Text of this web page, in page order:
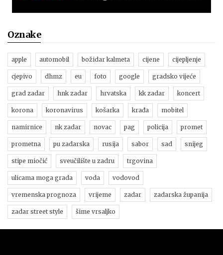
Oznake
apple automobil božidar kalmeta cijene cijepljenje
cjepivo dhmz eu foto google gradsko vijeće
grad zadar hnk zadar hrvatska kk zadar koncert
korona koronavirus košarka krađa mobitel
namirnice nk zadar novac pag policija promet
prometna pu zadarska rusija sabor sad snijeg
stipe miočić sveučilište u zadru trgovina
ulicama moga grada voda vodovod
vremenska prognoza vrijeme zadar zadarska županija
zadar street style šime vrsaljko